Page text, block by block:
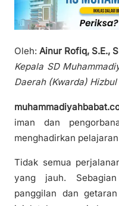
‎Oleh: Ainur Rofiq, S.E.,
Kepala SD
Daerah (Kwarda)
iman dan
menghadirkan
‎Tidak semua
yang jauh.
panggilan dan